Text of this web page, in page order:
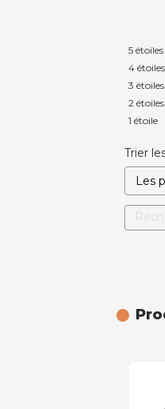
5étoiles
4étoiles
3étoiles
2étoiles
1étoile
Trier